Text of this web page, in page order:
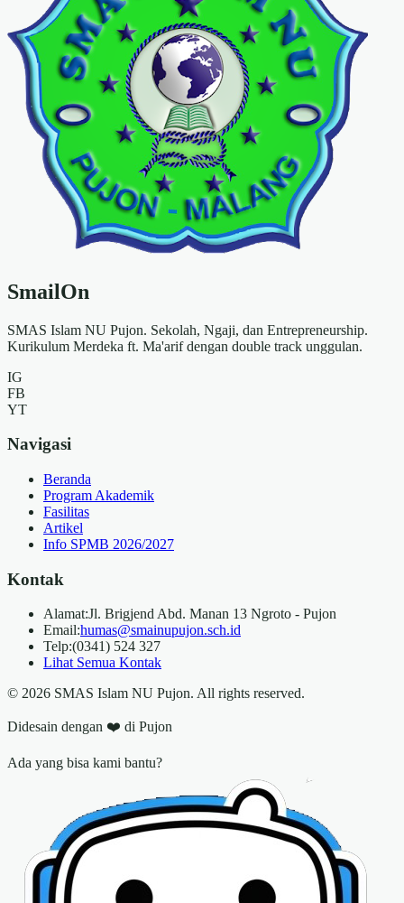
SmailOn
SMAS Islam NU Pujon. Sekolah, Ngaji, dan Entrepreneurship.
Kurikulum Merdeka ft. Ma'arif dengan double track unggulan.
IG
FB
YT
Navigasi
Beranda
Program Akademik
Fasilitas
Artikel
Info SPMB 2026/2027
Kontak
Alamat:Jl. Brigjend Abd. Manan 13 Ngroto - Pujon
Email:humas@smainupujon.sch.id
Telp:(0341) 524 327
Lihat Semua Kontak
© 2026 SMAS Islam NU Pujon. All rights reserved.
Didesain dengan ❤️ di Pujon
Ada yang bisa kami bantu?